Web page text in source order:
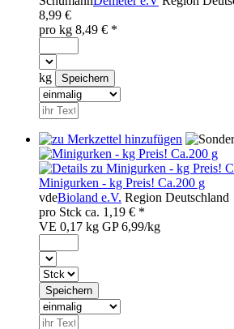
8,99 €
pro kg 8,49 € *
kg
Minigurken - kg Preis! Ca.200 g
vdeBioland e.V. Region Deutschland
pro Stck ca. 1,19 € *
VE 0,17 kg GP 6,99/kg